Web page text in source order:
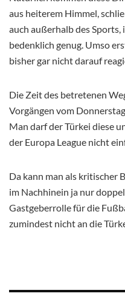
aus heiterem Himmel,
auch außerhalb des Sports,
bedenklich genug. Umso
bisher gar nicht darauf
Die Zeit des betretenen
Vorgängen vom
Man darf der Türkei diese
der Europa League nicht
Da kann man als kritischer
im Nachhinein ja nur
Gastgeberrolle für die
zumindest nicht an die